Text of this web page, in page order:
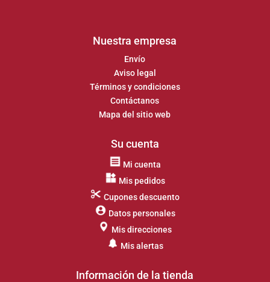
Nuestra empresa
Envío
Aviso legal
Términos y condiciones
Contáctanos
Mapa del sitio web
Su cuenta
Mi cuenta
Mis pedidos
Cupones descuento
Datos personales
Mis direcciones
Mis alertas
Información de la tienda